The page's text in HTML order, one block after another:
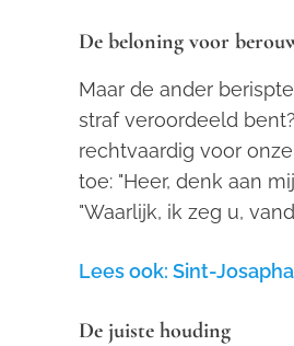
De beloning voor
Maar de ander
straf veroordeeld
rechtvaardig voor
toe: "Heer, denk aan
"Waarlijk, ik zeg u,
Lees ook: Sint-
De juiste houding